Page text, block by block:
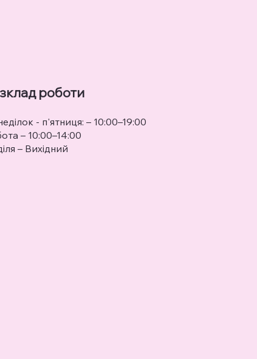
роботи
- п'ятниця: – 10:00–19:00
– 10:00–14:00
– Вихідний